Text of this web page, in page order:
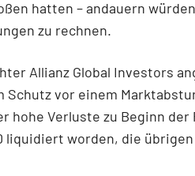
hatten – andauern
zu rechnen.
Allianz Global Investors
Schutz vor einem
hohe Verluste zu Beginn der
liquidiert worden, die